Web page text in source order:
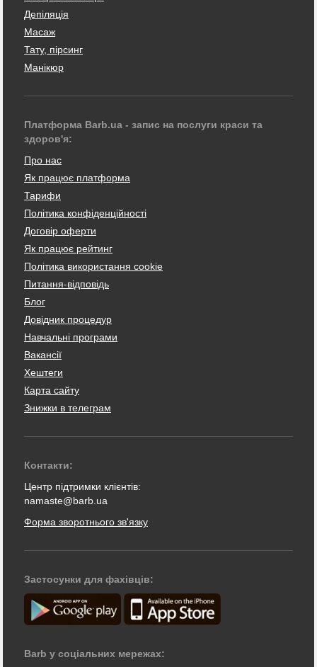
Депіляція
Масаж
Тату, пірсинг
Манікюр
Платформа Barb.ua - запис на послуги краси та
здоров'я:
Про нас
Як працює платформа
Тарифи
Політика конфіденційності
Договір оферти
Як працює рейтинг
Політика використання cookie
Питання-відповідь
Блог
Довідник процедур
Навчальні програми
Вакансії
Хештеги
Карта сайту
Знижки в телеграм
Контакти:
Центр підтримки клієнтів:
namaste@barb.ua
Форма зворотнього зв'язку
Застосунки для фахівців:
Barb у соціальних мережах: